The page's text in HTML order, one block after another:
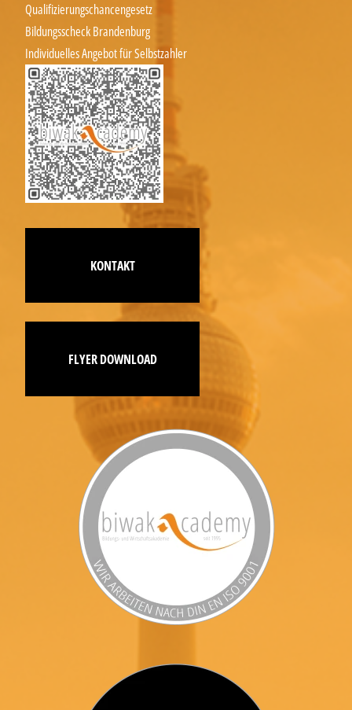
Qualifizierungschancengesetz
Bildungsscheck Brandenburg
Individuelles Angebot für Selbstzahler
KONTAKT
FLYER DOWNLOAD